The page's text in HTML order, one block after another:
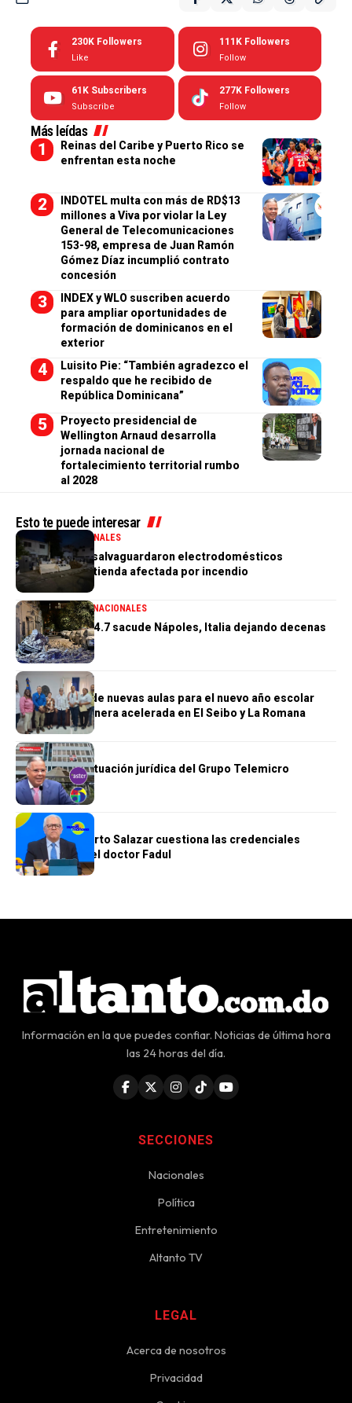
230K Followers
Like
111K Followers
Follow
61K Subscribers
Subscribe
277K Followers
Follow
Más leídas
Reinas del Caribe y Puerto Rico se
enfrentan esta noche
INDOTEL multa con más de RD$13
millones a Viva por violar la Ley
General de Telecomunicaciones
153-98, empresa de Juan Ramón
Gómez Díaz incumplió contrato
concesión
INDEX y WLO suscriben acuerdo
para ampliar oportunidades de
formación de dominicanos en el
exterior
Luisito Pie: “También agradezco el
respaldo que he recibido de
República Dominicana”
Proyecto presidencial de
Wellington Arnaud desarrolla
jornada nacional de
fortalecimiento territorial rumbo
al 2028
Esto te puede interesar
GENERALES NACIONALES
PN aclara que salvaguardaron electrodomésticos
sustraídos de tienda afectada por incendio
GENERALESINTERNACIONALES
Terremoto de 4.7 sacude Nápoles, Italia dejando decenas
de heridos
GENERALES
Construcción de nuevas aulas para el nuevo año escolar
avanzan de manera acelerada en El Seibo y La Romana
GENERALES
Se complica situación jurídica del Grupo Telemicro
GENERALES
Doctor Humberto Salazar cuestiona las credenciales
académicas del doctor Fadul
Información en la que puedes confiar. Noticias de última hora
las 24 horas del día.
SECCIONES
Nacionales
Política
Entretenimiento
Altanto TV
LEGAL
Acerca de nosotros
Privacidad